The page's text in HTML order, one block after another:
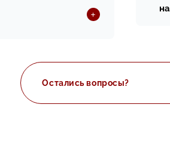
Остались вопросы?